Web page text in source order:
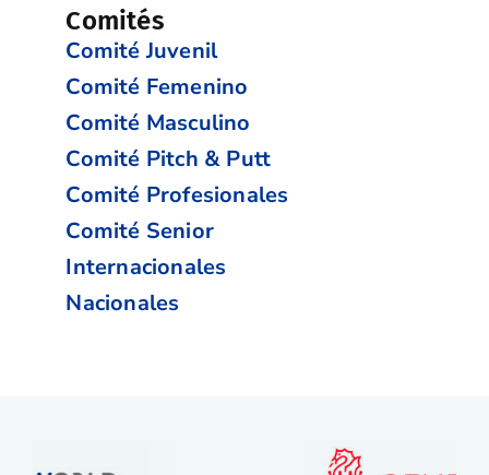
Comités
Comité Juvenil
Comité Femenino
Comité Masculino
Comité Pitch & Putt
Comité Profesionales
Comité Senior
Internacionales
Nacionales